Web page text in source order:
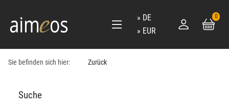
DE
EUR
0
Sie befinden sich hier: Zurück
Suche